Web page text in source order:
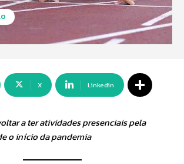
X Linkedin
a ter atividades presenciais pela
o início da pandemia